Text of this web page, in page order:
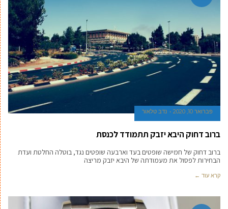
פברואר 10, 2020 נדב טלאור
ברוב דחוק היבא יזבק תתמודד לכנסת
ברוב דחוק של חמישה שופטים בעד וארבעה שופטים נגד, בוטלה החלטת ועדת
הבחירות לפסול את מעמודתה של היבא יזבק מריצה
קרא עוד ←